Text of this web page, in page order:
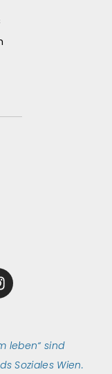
leben“ sind
Soziales Wien.